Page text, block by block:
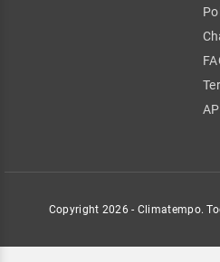
Copyright 2026 - Climatempo.